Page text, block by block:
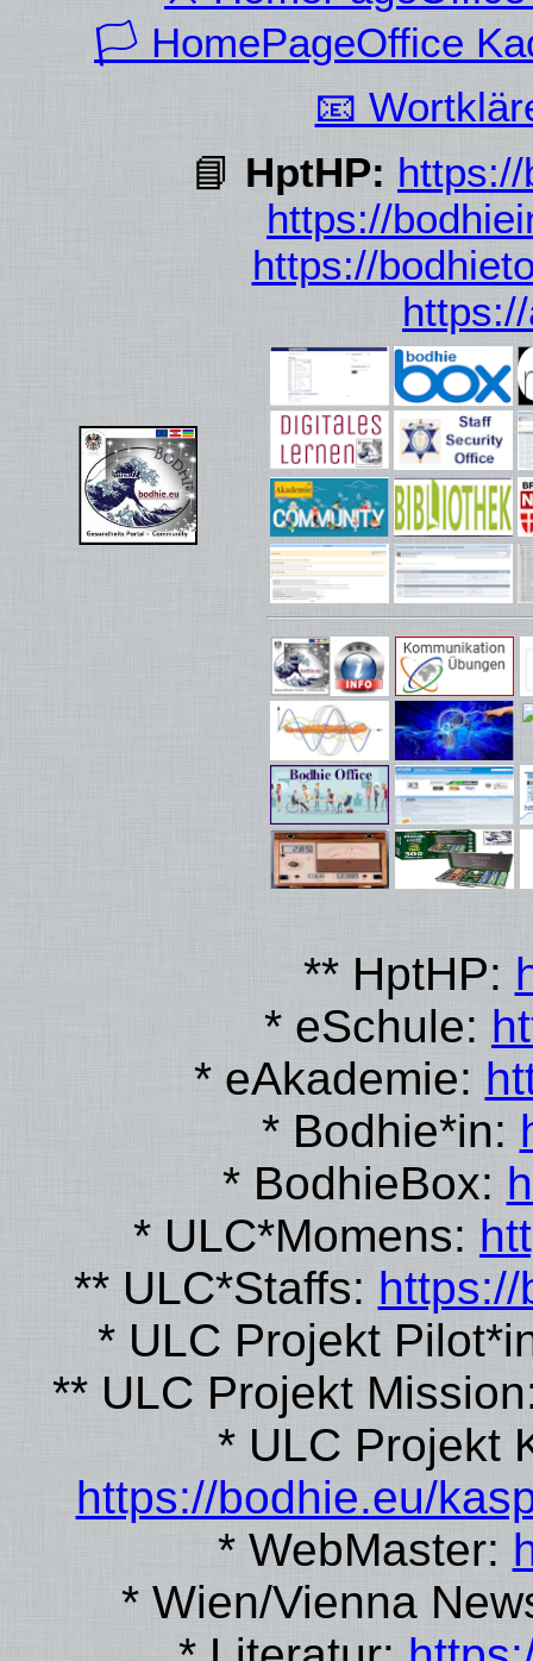
🏳 HomePageOffice
📧
📘 HptHP:
https://
https://
** HptHP:
* eSchule:
* eAkademie:
* Bodhie*in:
* BodhieBox:
* ULC*Momens:
** ULC*Staffs:
* ULC Projekt
** ULC Projekt
* ULC Projekt
https://bodhie.eu/
* WebMaster:
* Wien/Vienna